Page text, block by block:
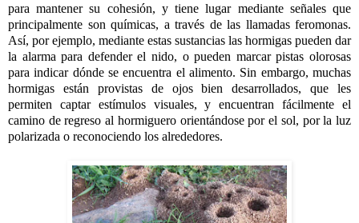
para mantener su cohesión, y tiene lugar mediante señales que
principalmente son químicas, a través de las llamadas feromonas.
Así, por ejemplo, mediante estas sustancias las hormigas pueden dar
la alarma para defender el nido, o pueden marcar pistas olorosas
para indicar dónde se encuentra el alimento. Sin embargo, muchas
hormigas están provistas de ojos bien desarrollados, que les
permiten captar estímulos visuales, y encuentran fácilmente el
camino de regreso al hormiguero orientándose por el sol, por la luz
polarizada o reconociendo los alrededores.